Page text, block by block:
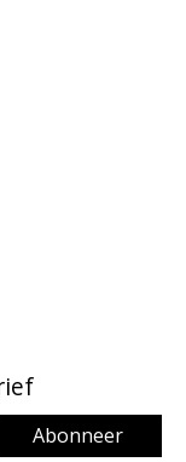
Abonneer